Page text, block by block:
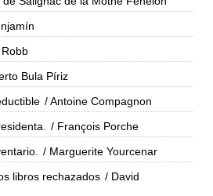
Bula Píriz
/ Antoine Compagnon
/ François Porche
/ Marguerite Yourcenar
libros rechazados / David